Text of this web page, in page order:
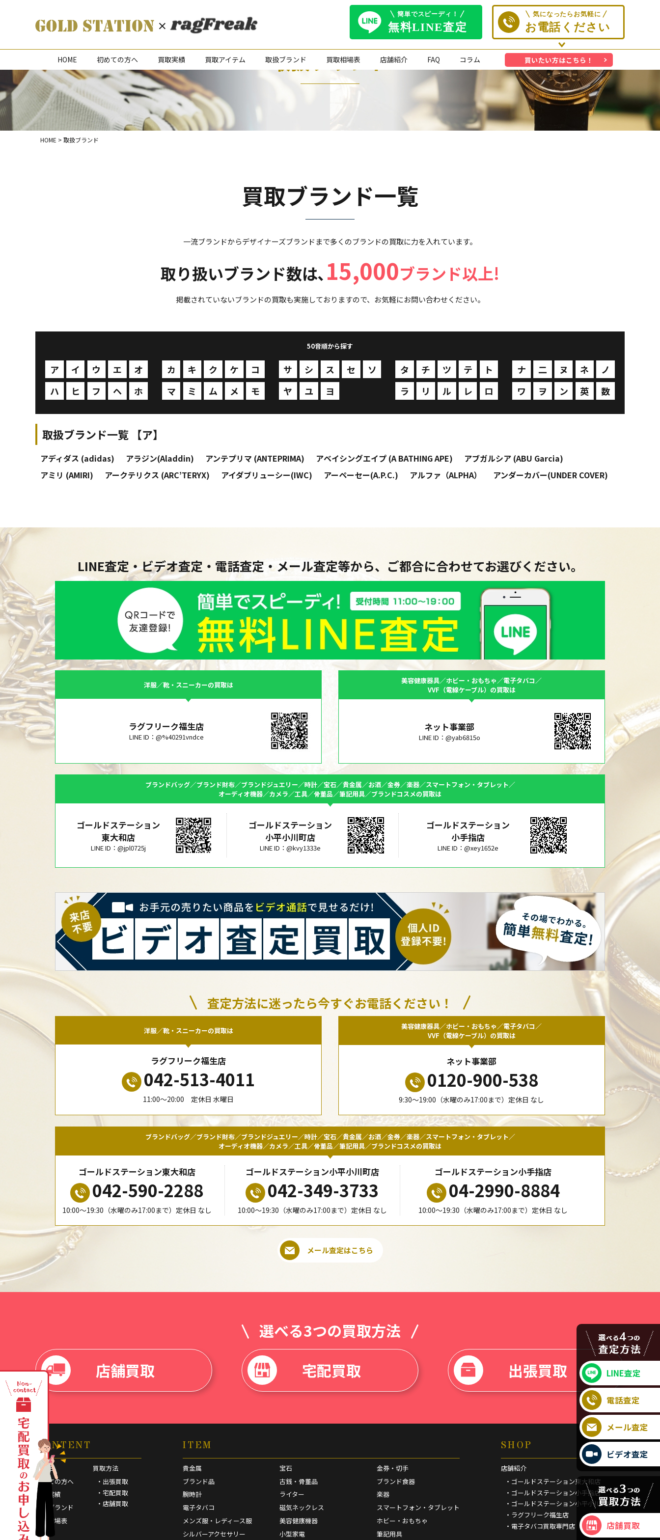
HOME 初めての方へ 買取実績 買取アイテム 取扱ブランド 買取相場表 店舗紹介 FAQ コラム 買いたい方はこちら！
取扱ブランド
HOME > 取扱ブランド
買取ブランド一覧
一流ブランドからデザイナーズブランドまで多くのブランドの買取に力を入れています。
取り扱いブランド数は､15,000ブランド以上!
掲載されていないブランドの買取も実施しておりますので、お気軽にお問い合わせください。
50音順から探す
ア イ ウ エ オ カ キ ク ケ コ サ シ ス セ ソ タ チ ツ テ ト ナ 二 ヌ ネ
ノ
ハ
ヒ フ ヘ ホ マ ミ ム メ モ ヤ ユ ヨ ラ リ ル レ ロ ワ ヲ ン 英 数
取扱ブランド一覧 【ア】
アディダス (adidas) アラジン(Aladdin) アンテプリマ (ANTEPRIMA) アベイシングエイプ (A BATHING APE)
アブガルシア (ABU Garcia)
アミリ (AMIRI)
アークテリクス (ARC’TERYX) アイダブリューシー(IWC) アーペーセー(A.P.C.) アルファ（ALPHA） アンダーカバー(UNDER COVER)
LINE査定・ビデオ査定・電話査定・メール査定等から、ご都合に合わせてお選びください。
洋服／靴・スニーカーの買取は
ラグフリーク福生店
LINE ID：@%40291vndce
美容健康器具／ホビー・おもちゃ／電子タバコ／
VVF（電線ケーブル）の買取は
ネット事業部
LINE ID：@yab6815o
ブランドバッグ／ブランド財布／ブランドジュエリー／時計／宝石／貴金属／お酒／金券／楽器／スマートフォン・タブレット／
オーディオ機器／カメラ／工具／骨董品／筆記用具／ブランドコスメの買取は
ゴールドステーション
東大和店
LINE ID：@jpl0725j
ゴールドステーション
小平小川町店
LINE ID：@kvy1333e
ゴールドステーション
小手指店
LINE ID：@xey1652e
査定方法に迷ったら今すぐお電話ください！
洋服／靴・スニーカーの買取は
ラグフリーク福生店
042-513-4011
11:00〜20:00 定休日 水曜日
美容健康器具／ホビー・おもちゃ／電子タバコ／
VVF（電線ケーブル）の買取は
ネット事業部
0120-900-538
9:30〜19:00（水曜のみ17:00まで）定休日 なし
ブランドバッグ／ブランド財布／ブランドジュエリー／時計／宝石／貴金属／お酒／金券／楽器／スマートフォン・タブレット／
オーディオ機器／カメラ／工具／骨董品／筆記用具／ブランドコスメの買取は
ゴールドステーション東大和店
042-590-2288
10:00〜19:30（水曜のみ17:00まで）定休日 なし
ゴールドステーション小平小川町店
042-349-3733
10:00〜19:30（水曜のみ17:00まで）定休日 なし
ゴールドステーション小手指店
04-2990-8884
10:00〜19:30（水曜のみ17:00まで）定休日 なし
メール査定はこちら
選べる3つの買取方法
店舗買取
宅配買取 出張買取
CONTENT
HOME
初めての方へ
買取実績
取扱ブランド
買取相場表
FAQ
買取方法
・出張買取
・宅配買取
・店舗買取
ITEM
貴金属
ブランド品
腕時計
電子タバコ
メンズ服・レディース服
シルバーアクセサリー
宝石
古銭・骨董品
ライター
磁気ネックレス
美容健康機器
小型家電
金券・切手
ブランド食器
楽器
スマートフォン・タブレット
ホビー・おもちゃ
筆記用具
SHOP
店舗紹介
・ゴールドステーション東大和店
・ゴールドステーション小手指店
・ゴールドステーション小平小川町店
・ラグフリーク福生店
・電子タバコ買取専門店
LINE査定
電話査定
メール査定
ビデオ査定
店舗買取